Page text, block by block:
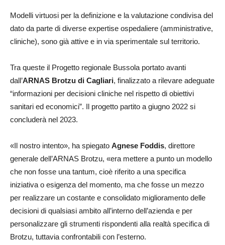
Modelli virtuosi per la definizione e la valutazione condivisa del
dato da parte di diverse expertise ospedaliere (amministrative,
cliniche), sono già attive e in via sperimentale sul territorio.
Tra queste il Progetto regionale Bussola portato avanti
dall’ARNAS Brotzu di Cagliari, finalizzato a rilevare adeguate
“informazioni per decisioni cliniche nel rispetto di obiettivi
sanitari ed economici”. Il progetto partito a giugno 2022 si
concluderà nel 2023.
«Il nostro intento», ha spiegato Agnese Foddis, direttore
generale dell’ARNAS Brotzu, «era mettere a punto un modello
che non fosse una tantum, cioè riferito a una specifica
iniziativa o esigenza del momento, ma che fosse un mezzo
per realizzare un costante e consolidato miglioramento delle
decisioni di qualsiasi ambito all’interno dell’azienda e per
personalizzare gli strumenti rispondenti alla realtà specifica di
Brotzu, tuttavia confrontabili con l’esterno.